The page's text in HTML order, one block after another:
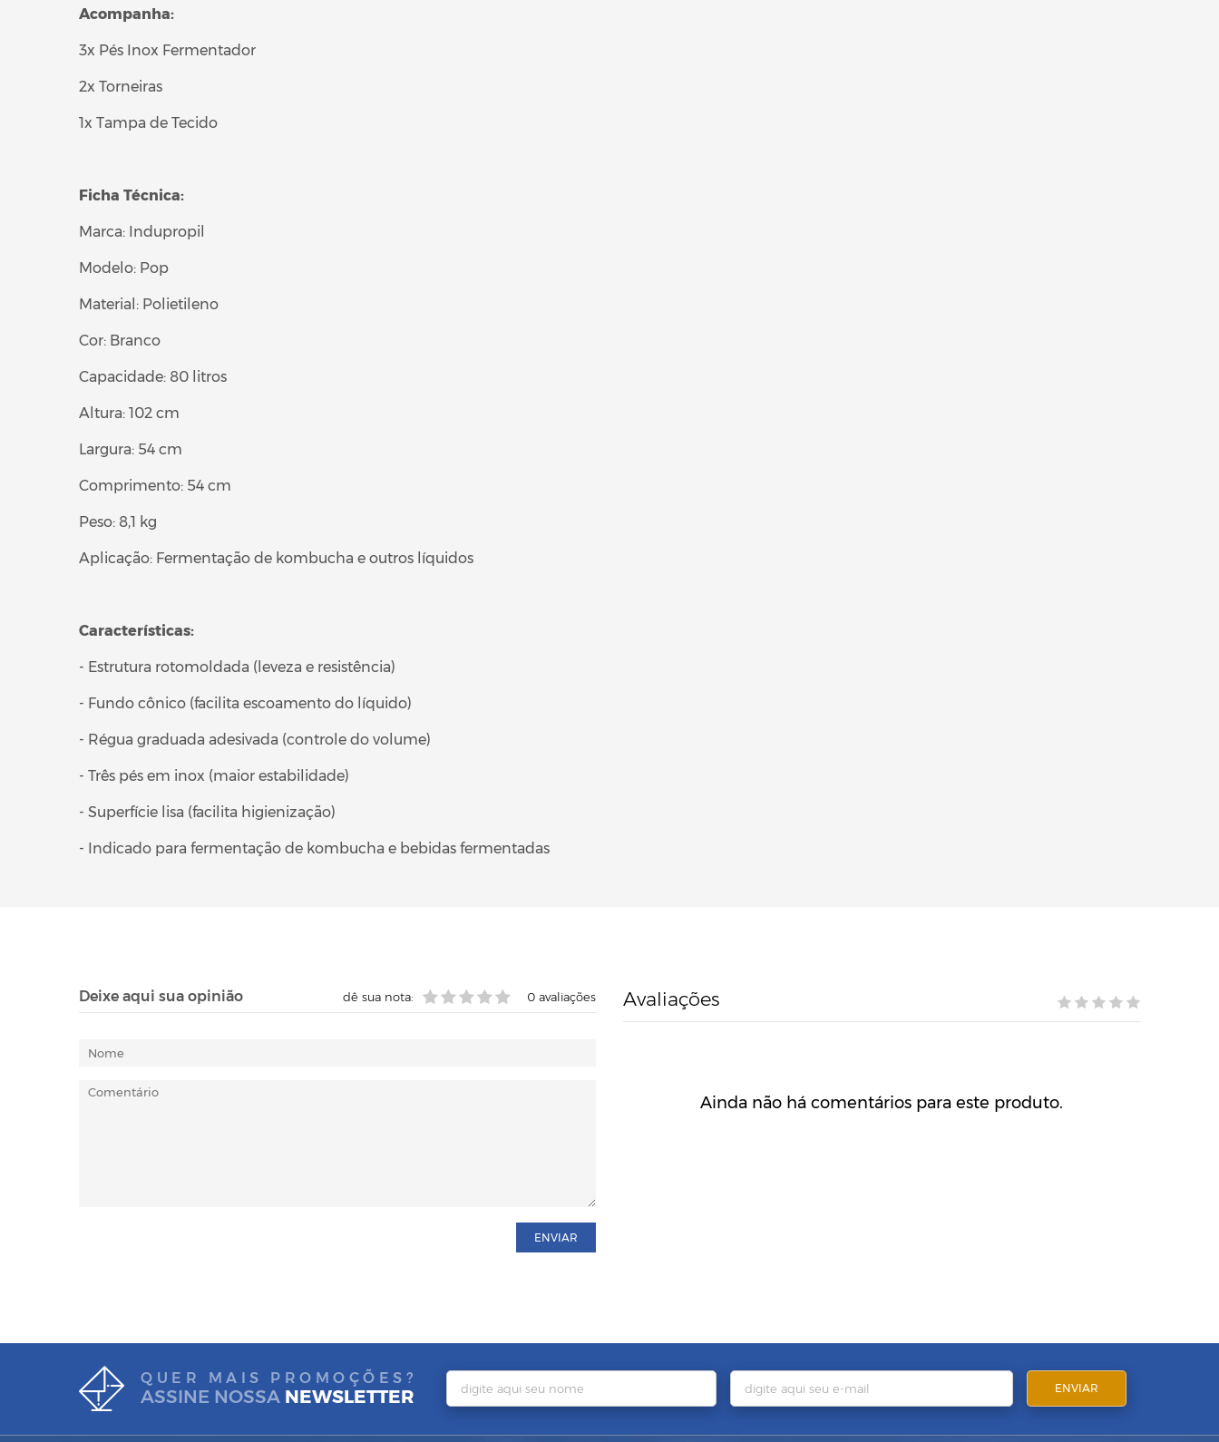
Acompanha:
3x Pés Inox Fermentador
2x Torneiras
1x Tampa de Tecido
Ficha Técnica:
Marca: Indupropil
Modelo: Pop
Material: Polietileno
Cor: Branco
Capacidade: 80 litros
Altura: 102 cm
Largura: 54 cm
Comprimento: 54 cm
Peso: 8,1 kg
Aplicação: Fermentação de kombucha e outros líquidos
Características:
- Estrutura rotomoldada (leveza e resistência)
- Fundo cônico (facilita escoamento do líquido)
- Régua graduada adesivada (controle do volume)
- Três pés em inox (maior estabilidade)
- Superfície lisa (facilita higienização)
- Indicado para fermentação de kombucha e bebidas fermentadas
Deixe aqui sua opinião 0 avaliações
dê sua nota:
ENVIAR
Avaliações
Ainda não há comentários para este produto.
QUER MAIS PROMOÇÕES?
ASSINE NOSSA NEWSLETTER